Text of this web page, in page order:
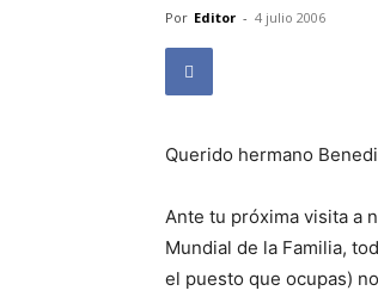
Por Editor - 4 julio 2006
Querido hermano
Ante tu próxima visita a
Mundial de la Familia,
el puesto que ocupas)